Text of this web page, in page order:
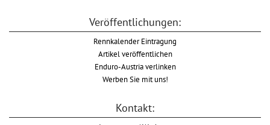
Veröffentlichungen:
Rennkalender Eintragung
Artikel veröffentlichen
Enduro-Austria verlinken
Werben Sie mit uns!
Kontakt: